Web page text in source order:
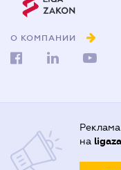
О КОМПАНИИ
на